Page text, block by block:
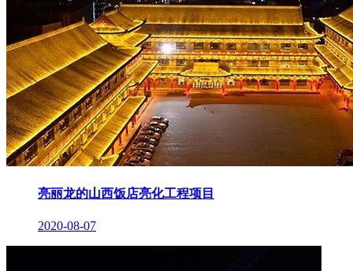
亮丽龙的山西饭店亮化工程项目
2020-08-07